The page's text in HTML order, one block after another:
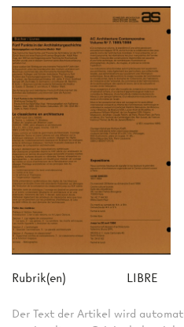
Rubrik(en) LIBRE
Der Text der Artikel wird